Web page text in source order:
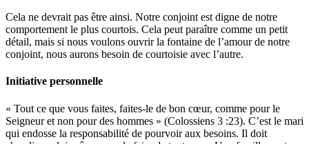
Cela ne devrait pas être ainsi. Notre conjoint est digne de notre
comportement le plus courtois. Cela peut paraître comme un petit
détail, mais si nous voulons ouvrir la fontaine de l’amour de notre
conjoint, nous aurons besoin de courtoisie avec l’autre.
Initiative personnelle
« Tout ce que vous faites, faites-le de bon cœur, comme pour le
Seigneur et non pour des hommes » (Colossiens 3 :23). C’est le mari
qui endosse la responsabilité de pourvoir aux besoins. Il doit